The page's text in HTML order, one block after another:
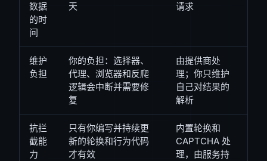
数据
的时
间
天
请求
维护
负担
你的负担：选择器、
代理、浏览器和反爬
逻辑会中断并需要修
复
由提供商处
理；你只维护
自己对结果的
解析
抗拦
截能
力
只有你编写并持续更
新的轮换和行为代码
才有效
内置轮换和
CAPTCHA 处
理，由服务持